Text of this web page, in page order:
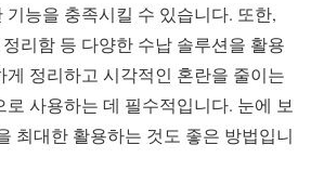
능을 충족시킬 수 있습니다. 또한,
리함 등 다양한 수납 솔루션을 활용
정리하고 시각적인 혼란을 줄이는
사용하는 데 필수적입니다. 눈에 보
최대한 활용하는 것도 좋은 방법입니